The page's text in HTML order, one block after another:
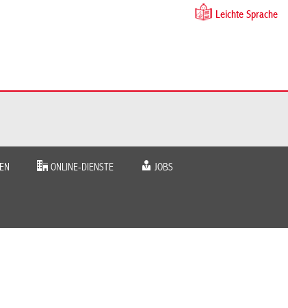
Leichte Sprache
ONLINE-DIENSTE JOBS